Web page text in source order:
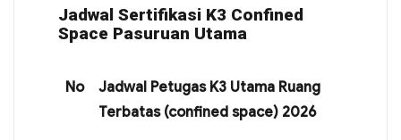
Jadwal Sertifikasi K3 Confined
Space Pasuruan Utama
No
Jadwal Petugas K3 Utama Ruang
Terbatas (confined space) 2026